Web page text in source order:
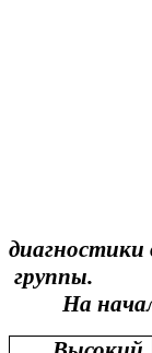
диагностики
группы.
На